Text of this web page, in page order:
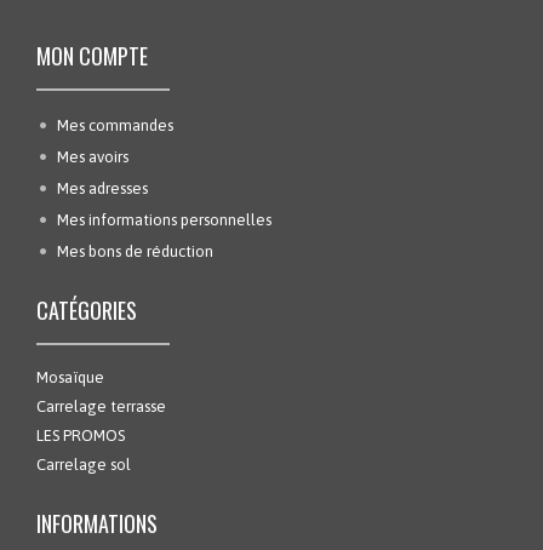
MON COMPTE
Mes commandes
Mes avoirs
Mes adresses
Mes informations personnelles
Mes bons de réduction
CATÉGORIES
Mosaïque
Carrelage terrasse
LES PROMOS
Carrelage sol
INFORMATIONS